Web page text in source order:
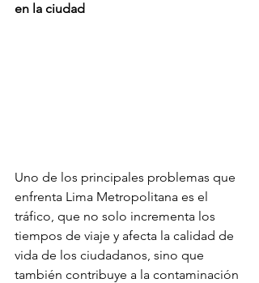
en la ciudad
Uno de los principales problemas que
enfrenta Lima Metropolitana es el
tráfico, que no solo incrementa los
tiempos de viaje y afecta la calidad de
vida de los ciudadanos, sino que
también contribuye a la contaminación